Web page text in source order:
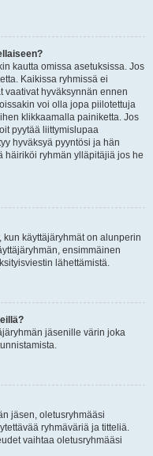
kautta omissa asetuksissa. Jos
Kaikissa ryhmissä ei
vaativat hyväksynnän ennen
voi olla jopa piilotettuja
klikkaamalla painiketta. Jos
pyytää liittymislupaa
hyväksyä pyyntösi ja hän
häiriköi ryhmän ylläpitäjiä jos he
käyttäjäryhmät on alunperin
ensimmäinen
lähettämistä.
jäsenille värin joka
jäsen, oletusryhmääsi
ryhmäväriä ja titteliä.
vaihtaa oletusryhmääsi